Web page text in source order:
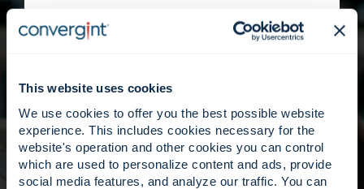
This website uses cookies
We use cookies to offer you the best possible website
experience. This includes cookies necessary for the
website's operation and other cookies you can control
which are used to personalize content and ads, provide
social media features, and analyze our traffic. You can
Herramientas flexibles, plataformas en
constante evolución y capacidades de servicio
La gente primero.